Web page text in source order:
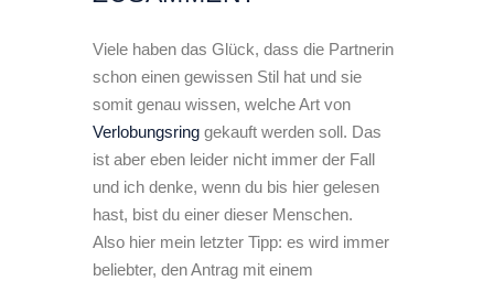
Viele haben das Glück, dass die Partnerin
schon einen gewissen Stil hat und sie
somit genau wissen, welche Art von
Verlobungsring gekauft werden soll. Das
ist aber eben leider nicht immer der Fall
und ich denke, wenn du bis hier gelesen
hast, bist du einer dieser Menschen.
Also hier mein letzter Tipp: es wird immer
beliebter, den Antrag mit einem